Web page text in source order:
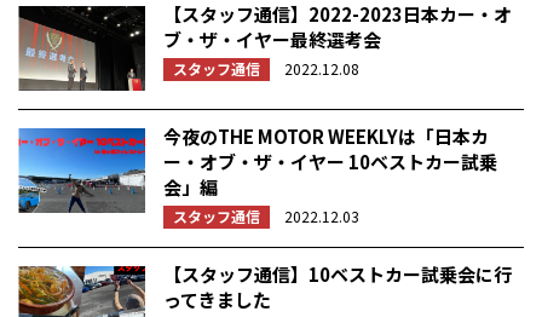
【スタッフ通信】2022-2023日本カー・オ
ブ・ザ・イヤー最終選考会
スタッフ通信 2022.12.08
今夜のTHE MOTOR WEEKLYは「日本カ
ー・オブ・ザ・イヤー 10ベストカー試乗
会」編
スタッフ通信 2022.12.03
【スタッフ通信】10ベストカー試乗会に行
ってきました